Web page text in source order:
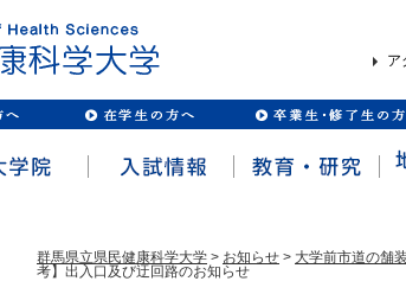
ア
群馬県立県民健康科学大学 > お知らせ > 大学前市道の舗
考】出入口及び迂回路のお知らせ